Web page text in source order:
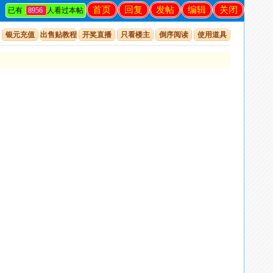
关闭
编辑
发帖
回复
首页
已有 8956 人看过本帖
银元充值 出售贴教程 开奖直播 只看楼主 倒序阅读 使用道具